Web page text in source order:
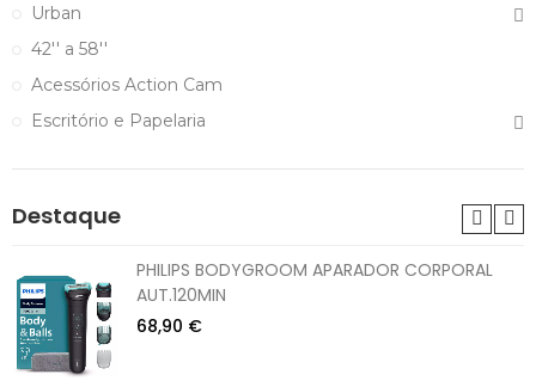
Urban
42'' a 58''
Acessórios Action Cam
Escritório e Papelaria
Destaque
PHILIPS BODYGROOM APARADOR CORPORAL
AUT.120MIN
68,90 €